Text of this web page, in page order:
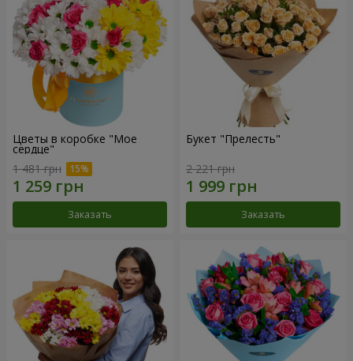
Цветы в коробке "Мое
сердце"
1 481 грн
Заказать
Букет "Прелесть"
2 221 грн
Заказать